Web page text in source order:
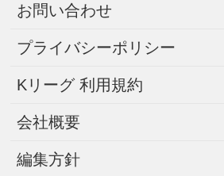
お問い合わせ
プライバシーポリシー
Kリーグ 利用規約
会社概要
編集方針